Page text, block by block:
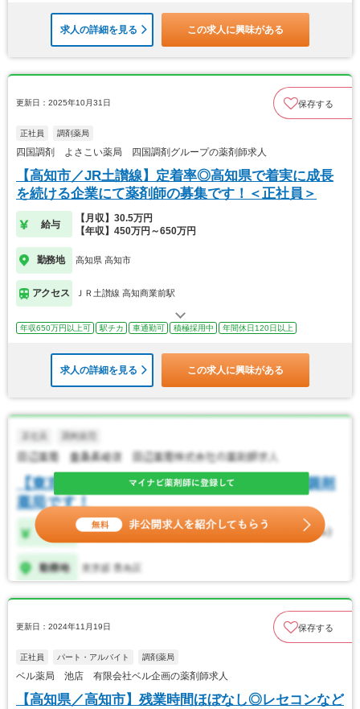
求人の詳細を見る この求人に興味がある
更新日：2025年10月31日 保存する
正社員 調剤薬局
四国調剤 よさこい薬局 四国調剤グループの薬剤師求人
【高知市／JR土讃線】定着率◎高知県で着実に成長
を続ける企業にて薬剤師の募集です！＜正社員＞
給与
【月収】30.5万円
【年収】450万円～650万円
勤務地 高知県 高知市
アクセス ＪＲ土讃線 高知商業前駅
年収650万円以上可 駅チカ 車通勤可 積極採用中 年間休日120日以上
求人の詳細を見る この求人に興味がある
更新日：2024年11月19日 保存する
正社員 パート・アルバイト 調剤薬局
ベル薬局 池店 有限会社ベル企画の薬剤師求人
【高知県／高知市】残業時間ほぼなし◎レセコンなど